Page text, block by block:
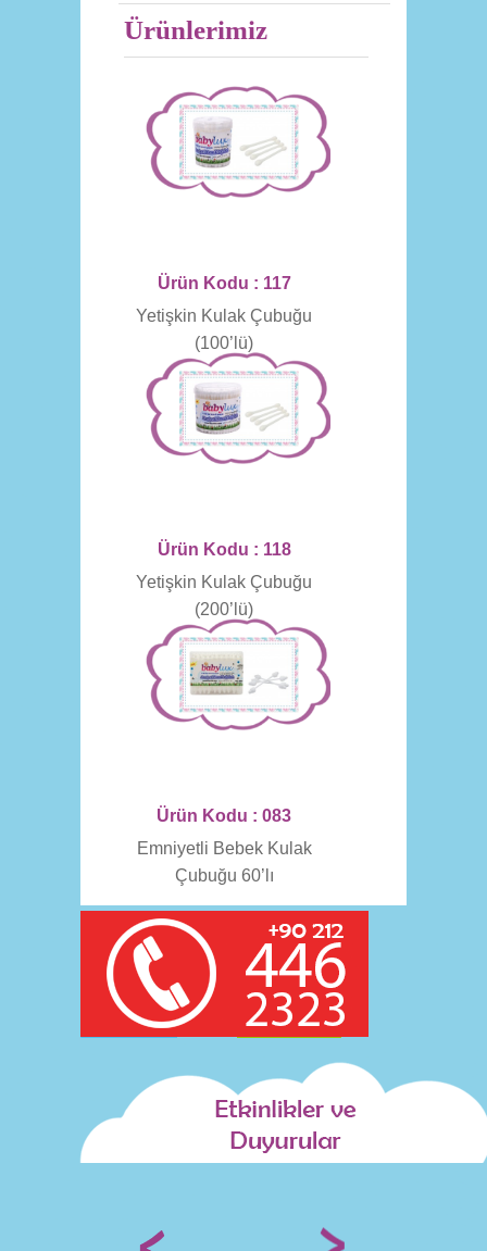
Ürünlerimiz
Ürün Kodu : 117
Yetişkin Kulak Çubuğu
(100’lü)
Ürün Kodu : 118
Yetişkin Kulak Çubuğu
(200’lü)
Ürün Kodu : 083
Emniyetli Bebek Kulak
Çubuğu 60’lı